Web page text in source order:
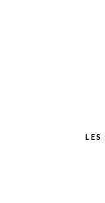
LES